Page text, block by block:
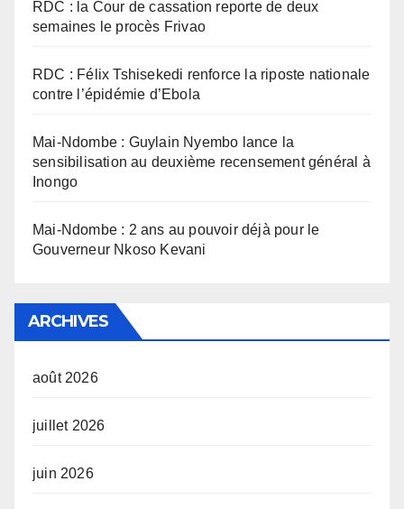
RDC : la Cour de cassation reporte de deux
semaines le procès Frivao
RDC : Félix Tshisekedi renforce la riposte nationale
contre l’épidémie d’Ebola
Mai-Ndombe : Guylain Nyembo lance la
sensibilisation au deuxième recensement général à
Inongo
Mai-Ndombe : 2 ans au pouvoir déjà pour le
Gouverneur Nkoso Kevani
ARCHIVES
août 2026
juillet 2026
juin 2026